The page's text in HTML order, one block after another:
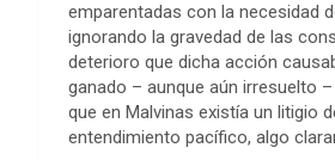
emparentadas con la necesidad
ignorando la gravedad de las
deterioro que dicha acción
ganado – aunque aún irresuelto
que en Malvinas existía un litigio
entendimiento pacífico, algo